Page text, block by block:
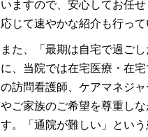
いますので、安心してお任
応じて速やかな紹介も行って
また、「最期は自宅で過ご
に、当院では在宅医療・在
の訪問看護師、ケアマネジ
やご家族のご希望を尊重し
す。「通院が難しい」とい